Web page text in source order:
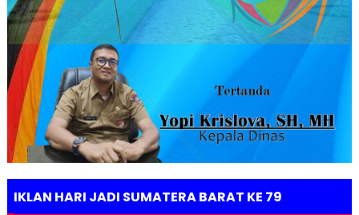
IKLAN HARI JADI SUMATERA BARAT KE 79